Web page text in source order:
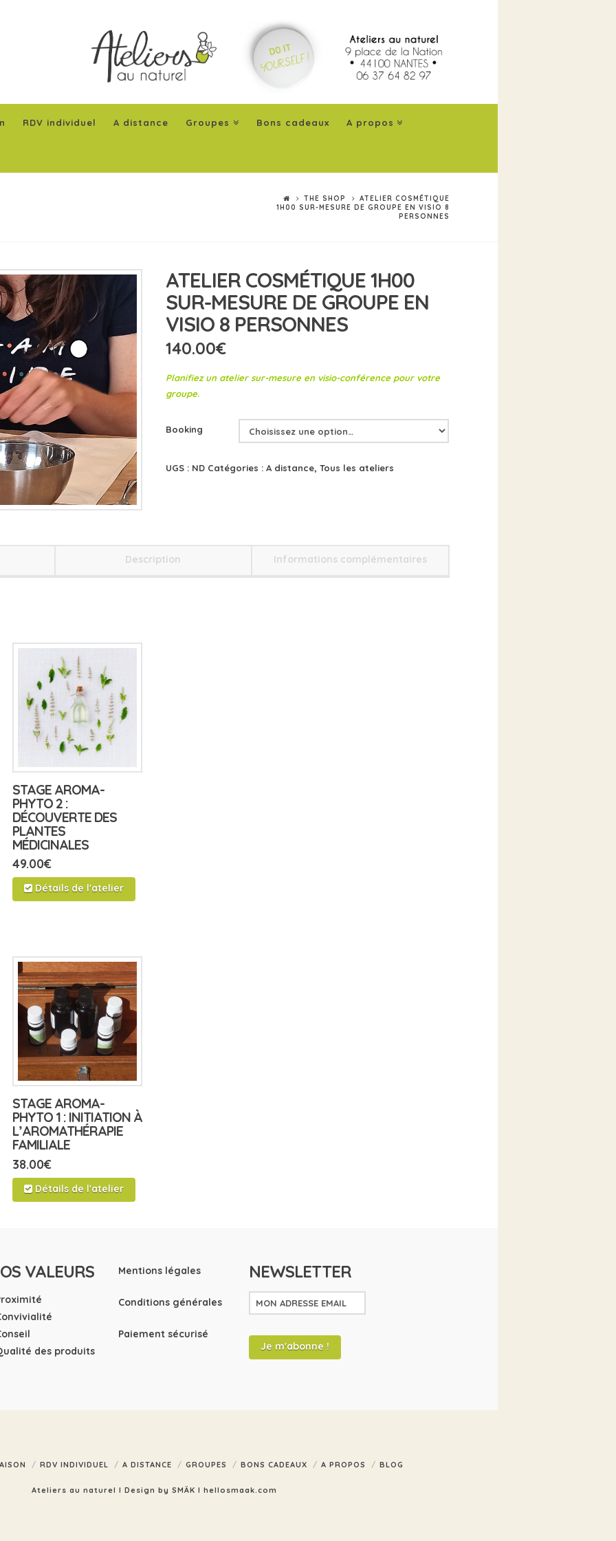
RDV individuel A distance Groupes Bons cadeaux A propos
THE SHOP
ATELIER COSMÉTIQUE
1H00 SUR-MESURE DE GROUPE EN VISIO 8
PERSONNES
ATELIER COSMÉTIQUE 1H00
SUR-MESURE DE GROUPE EN
VISIO 8 PERSONNES
140.00€
Planifiez un atelier sur-mesure en visio-conférence pour votre
groupe.
Booking
UGS : ND Catégories :A distance,Tous les ateliers
Description Informations complémentaires
STAGE AROMA-
PHYTO 2 :
DÉCOUVERTE DES
PLANTES
MÉDICINALES
49.00€
Détails de l'atelier
STAGE AROMA-
PHYTO 1 : INITIATION À
L’AROMATHÉRAPIE
FAMILIALE
38.00€
Détails de l'atelier
VALEURS
des produits
Mentions légales
Conditions générales
Paiement sécurisé
NEWSLETTER
RDV INDIVIDUEL A DISTANCE GROUPES BONS CADEAUX A PROPOS BLOG
Ateliers au naturel I Design by SMÄK I hellosmaak.com